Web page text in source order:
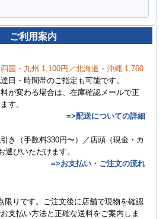
ご利用案内
国・九州 1,100円／北海道・沖縄 1,760
日・時間帯のご指定も可能です。
が変わる場合は、在庫確認メールで正
す。
=>配送についての詳細
き（手数料330円〜）／店頭（現金・カ
選びいただけます。
=>お支払い・ご注文の流れ
限りです。ご注文後に店舗で現物を確認
支払い方法と正確な送料をご案内しま